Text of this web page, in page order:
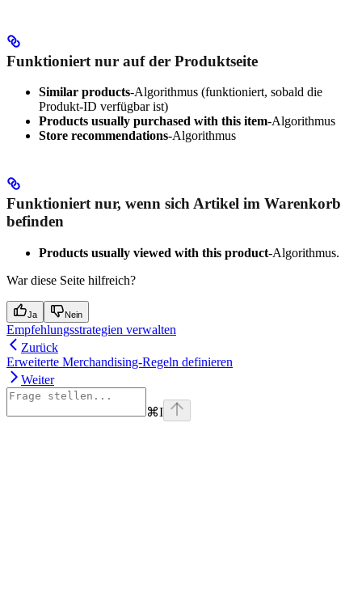
Funktioniert nur auf der Produktseite
Similar products-Algorithmus (funktioniert, sobald die
Produkt-ID verfügbar ist)
Products usually purchased with this item-Algorithmus
Store recommendations-Algorithmus
Funktioniert nur, wenn sich Artikel im Warenkorb
befinden
Products usually viewed with this product-Algorithmus.
War diese Seite hilfreich?
Ja Nein
Empfehlungsstrategien verwalten
Zurück
Erweiterte Merchandising-Regeln definieren
Weiter
⌘I